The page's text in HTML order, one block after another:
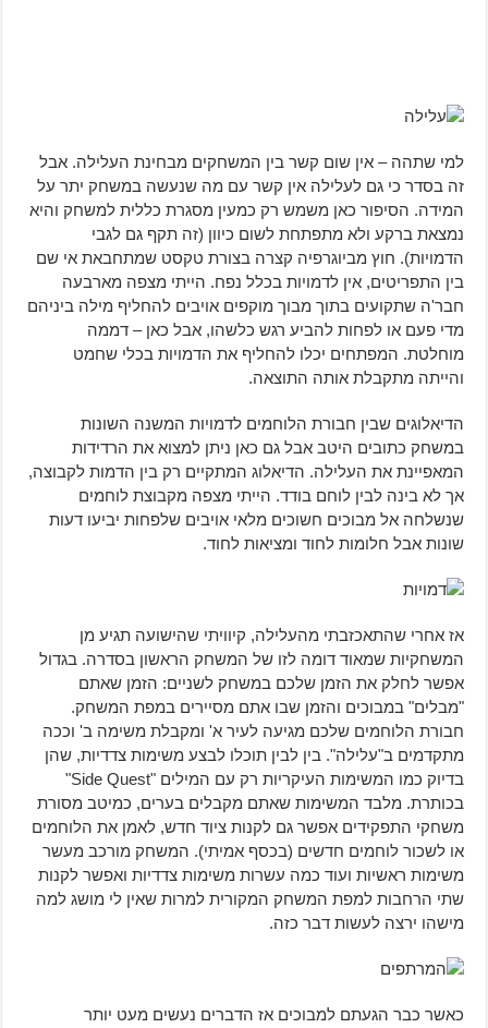
למי שתהה – אין שום קשר בין המשחקים מבחינת העלילה. אבל
זה בסדר כי גם לעלילה אין קשר עם מה שנעשה במשחק יתר על
המידה. הסיפור כאן משמש רק כמעין מסגרת כללית למשחק והיא
נמצאת ברקע ולא מתפתחת לשום כיוון (זה תקף גם לגבי
הדמויות). חוץ מביוגרפיה קצרה בצורת טקסט שמתחבאת אי שם
בין התפריטים, אין לדמויות בכלל נפח. הייתי מצפה מארבעה
חבר'ה שתקועים בתוך מבוך מוקפים אויבים להחליף מילה ביניהם
מדי פעם או לפחות להביע רגש כלשהו, אבל כאן – דממה
מוחלטת. המפתחים יכלו להחליף את הדמויות בכלי שחמט
והייתה מתקבלת אותה התוצאה.
הדיאלוגים שבין חבורת הלוחמים לדמויות המשנה השונות
במשחק כתובים היטב אבל גם כאן ניתן למצוא את הרדידות
המאפיינת את העלילה. הדיאלוג המתקיים רק בין הדמות לקבוצה,
אך לא בינה לבין לוחם בודד. הייתי מצפה מקבוצת לוחמים
שנשלחה אל מבוכים חשוכים מלאי אויבים שלפחות יביעו דעות
שונות אבל חלומות לחוד ומציאות לחוד.
אז אחרי שהתאכזבתי מהעלילה, קיוויתי שהישועה תגיע מן
המשחקיות שמאוד דומה לזו של המשחק הראשון בסדרה. בגדול
אפשר לחלק את הזמן שלכם במשחק לשניים: הזמן שאתם
"מבלים" במבוכים והזמן שבו אתם מסיירים במפת המשחק.
חבורת הלוחמים שלכם מגיעה לעיר א' ומקבלת משימה ב' וככה
מתקדמים ב"עלילה". בין לבין תוכלו לבצע משימות צדדיות, שהן
בדיוק כמו המשימות העיקריות רק עם המילים "Side Quest"
בכותרת. מלבד המשימות שאתם מקבלים בערים, כמיטב מסורת
משחקי התפקידים אפשר גם לקנות ציוד חדש, לאמן את הלוחמים
או לשכור לוחמים חדשים (בכסף אמיתי). המשחק מורכב מעשר
משימות ראשיות ועוד כמה עשרות משימות צדדיות ואפשר לקנות
שתי הרחבות למפת המשחק המקורית למרות שאין לי מושג למה
מישהו ירצה לעשות דבר כזה.
כאשר כבר הגעתם למבוכים אז הדברים נעשים מעט יותר